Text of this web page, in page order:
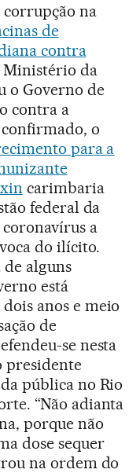
corrupção na
de
contra
da
o Governo de
contra a
o
para a
carimbaria
federal da
a
do ilícito.
de alguns
está
anos e meio
de
se nesta
presidente
pública no Rio
“Não adianta
porque não
dose sequer
na ordem do